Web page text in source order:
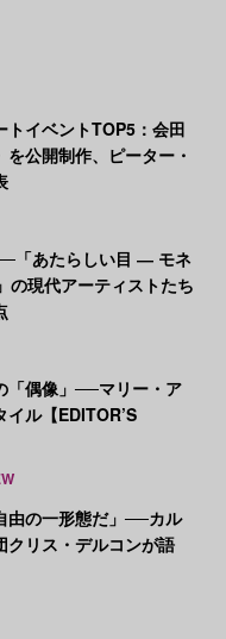
トイベントTOP5：会田
公開制作、ピーター・
「あたらしい目 ― モネ
の現代アーティストたち
「偶像」──マリー・ア
イル【EDITOR’S
由の一形態だ」──カル
クリス・デルコンが語